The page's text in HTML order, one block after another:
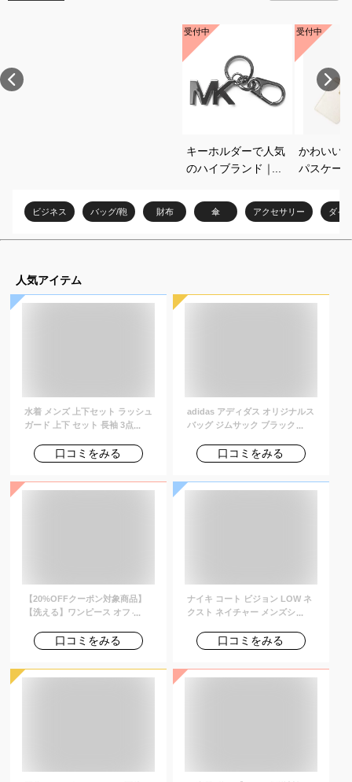
受付中
キーホルダーで人気
のハイブランド｜プ
おすすめは？
受付中
かわいい
パスケー
ビジネス バッグ/鞄 財布 傘 アクセサリー ダイ
人気アイテム
水着 メンズ 上下セット ラッシュ
ガード 上下 セット 長袖 3点セッ
シャツ レギンス 大きいサイズ 紫
外線対策 体型カバー サーフィン
水浴 サウナ
口コミをみる
adidas アディダス オリジナルス
バッグ ジムサック ブラック ナッ
口コミをみる
【20%OFFクーポン対象商品】
【洗える】ワンピース オフィス
れいめ 通勤 レディース ミセス
50代 40代 30代 ママコーデ 大き
ート ロング マキシワンピ シンプ
口コミをみる
ナイキ コート ビジョン LOW ネ
クスト ネイチャー メンズシュー
カー ローカット ライフスタイル
カジュアル 親子コーデ 通勤 通学
33cm dh2987-002 【Black_c】
口コミをみる